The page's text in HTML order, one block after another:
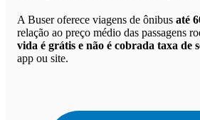
A Buser oferece viagens de ônibus até
relação ao preço médio das passagens
vida é grátis e não é cobrada taxa de
app ou site.